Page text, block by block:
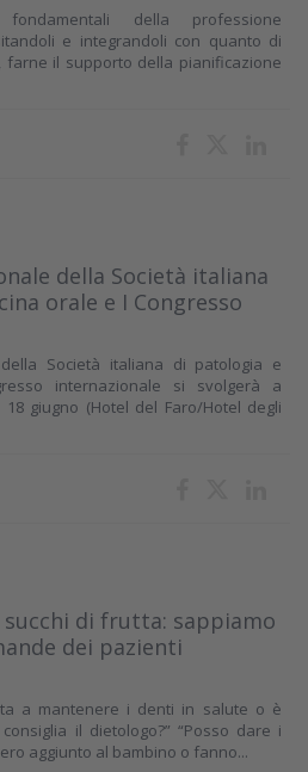
della professione
e integrandoli con quanto di
il supporto della pianificazione
della Società italiana
orale e I Congresso
della Società italiana di patologia e
internazionale si svolgerà a
18 giugno (Hotel del Faro/Hotel degli
di frutta: sappiamo
dei pazienti
a mantenere i denti in salute o è
il dietologo?” “Posso dare i
aggiunto al bambino o fanno...